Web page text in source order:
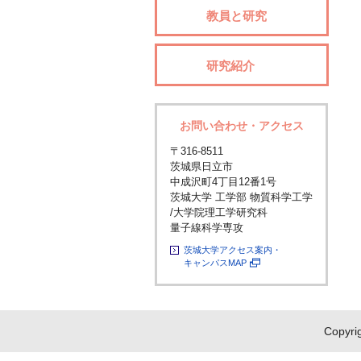
教員と研究
研究紹介
お問い合わせ・アクセス
〒316-8511
茨城県日立市
中成沢町4丁目12番1号
茨城大学 工学部 物質科学工学
/大学院理工学研究科
量子線科学専攻
茨城大学アクセス案内・
キャンパスMAP